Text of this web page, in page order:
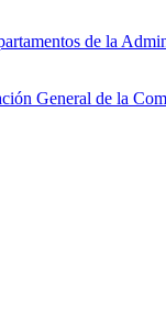
de la
General de la